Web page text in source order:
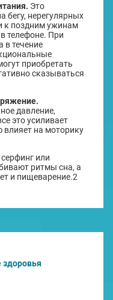
Это
бегу, нерегулярных
к поздним ужинам
телефоне. При
в течение
приобретать
сказываться
давление,
это усиливает
влияет на моторику
или
ритмы сна, а
и пищеварение.2